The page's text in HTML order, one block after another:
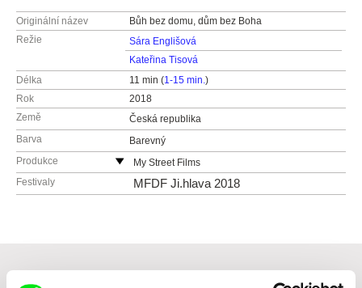
Originální název
Bůh bez domu, dům bez Boha
Režie
Sára Englišová
Kateřina Tisová
Délka
11 min (1-15 min.)
Rok
2018
Země
Česká republika
Barva
Barevný
Produkce
My Street Films
Česká republika
Festivaly MFDF Ji.hlava 2018